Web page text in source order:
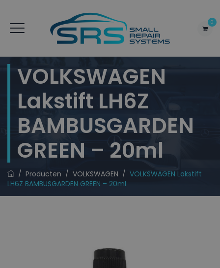
0
VOLKSWAGEN
Lakstift LH6Z
BAMBUSGARDEN
GREEN – 20ml
/ Producten / VOLKSWAGEN / VOLKSWAGEN Lakstift
LH6Z BAMBUSGARDEN GREEN – 20ml